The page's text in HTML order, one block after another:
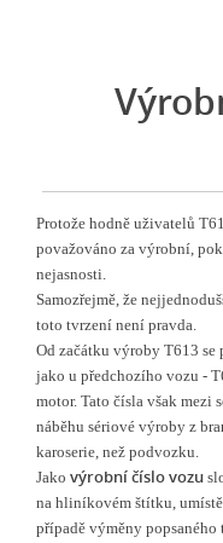
Protože hodně uživatelů
považováno za výrobní,
nejasnosti.
Samozřejmě, že
toto tvrzení není pravda.
Od začátku výroby T613
jako u předchozího vozu -
motor. Tato čísla však mezi
náběhu sériové výroby z
karoserie, než podvozku.
Jako výrobní číslo vozu
na hliníkovém štítku,
případě výměny